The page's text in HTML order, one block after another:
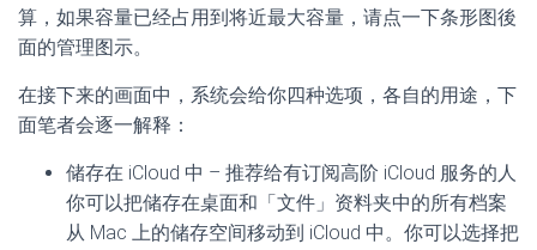
算，如果容量已经占用到将近最大容量，请点一下条形图後
面的管理图示。
在接下来的画面中，系统会给你四种选项，各自的用途，下
面笔者会逐一解释：
储存在 iCloud 中 – 推荐给有订阅高阶 iCloud 服务的人
你可以把储存在桌面和「文件」资料夹中的所有档案
从 Mac 上的储存空间移动到 iCloud 中。你可以选择把